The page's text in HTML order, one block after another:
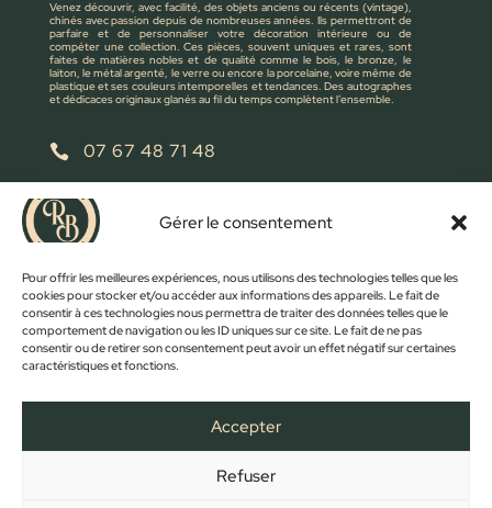
Gérer le consentement
Pour offrir les meilleures expériences, nous utilisons des technologies telles que les
cookies pour stocker et/ou accéder aux informations des appareils. Le fait de
consentir à ces technologies nous permettra de traiter des données telles que le
comportement de navigation ou les ID uniques sur ce site. Le fait de ne pas
consentir ou de retirer son consentement peut avoir un effet négatif sur certaines
caractéristiques et fonctions.
Accepter
Refuser
Venez découvrir, avec facilité, des objets anciens ou récents (vintage),
chinés avec passion depuis de nombreuses années. Ils permettront de
parfaire et de personnaliser votre décoration intérieure ou de
compéter une collection. Ces pièces, souvent uniques et rares, sont
faites de matières nobles et de qualité comme le bois, le bronze, le
laiton, le métal argenté, le verre ou encore la porcelaine, voire même de
plastique et ses couleurs intemporelles et tendances. Des autographes
et dédicaces originaux glanés au fil du temps complètent l’ensemble.
 07 67 48 71 48
 retrobroc85@gmail.com
NOUS ÉCRIRE
BOUTIQUE